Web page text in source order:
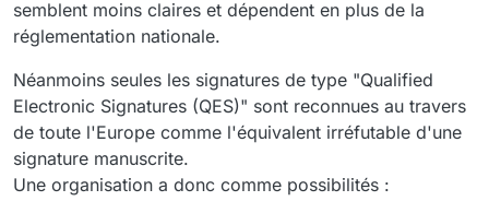
semblent moins claires et dépendent en plus de la
réglementation nationale.
Néanmoins seules les signatures de type "Qualified
Electronic Signatures (QES)" sont reconnues au travers
de toute l'Europe comme l'équivalent irréfutable d'une
signature manuscrite.
Une organisation a donc comme possibilités :